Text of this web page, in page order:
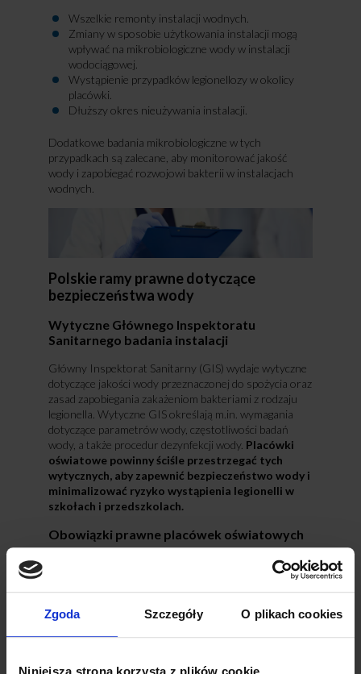
Zgoda Szczegóły O plikach cookies
Wszelkie remonty instalacji wodnych.
Zmiany w sposobie użytkowania instalacji mogą
wpływać na mikrobiologiczne wody w instalacji
wodociągowej.
Wystąpienie przypadków legionellozy w okolicy
placówki.
Dłuższy okres nieużywania instalacji.
Dodatkowe badania mikrobiologiczne w tych
przypadkach są zalecane, aby monitorować jakość
wody i zapobiegać rozwojowi bakterii w instalacjach
wodnych.
Polskie ramy prawne dotyczące
bezpieczeństwa wody
Wytyczne Głównego Inspektoratu
Sanitarnego badania instalacji
Główny Inspektorat Sanitarny (GIS) wydaje wytyczne
dotyczące jakości wody przeznaczonej do spożycia oraz
zasad zapobiegania zakażeniom bakteriami z rodzaju
legionella. Wytyczne GIS określają m.in. wymagania
dotyczące parametrów wody, częstotliwości badań
wody, a także procedur dezynfekcji wody. Placówki
oświatowe powinny ściśle przestrzegać tych
wytycznych, aby zapewnić bezpieczeństwo wody i
minimalizować ryzyko wystąpienia legionelli w
szkołach i przedszkolach.
Obowiązki prawne placówek oświatowych
zapewnienia bezpiecznej wody dla użytkowników, co
obejmuje regularne badania wody na obecność bakterii
legionella oraz utrzymanie instalacji wodociągowej w
odpowiednim stanie technicznym. Obowiązek ten
wynika z przepisów dotyczących bezpieczeństwa i
przepisów dotyczących jakości wody pitnej. Niezbędna